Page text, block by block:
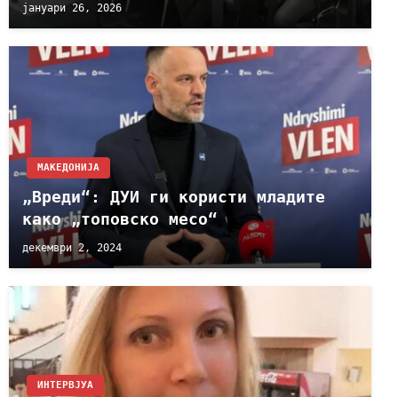
јануари 26, 2026
МАКЕДОНИЈА
„Вреди“: ДУИ ги користи младите
како „топовско месо“
декември 2, 2024
ИНТЕРВЈУА